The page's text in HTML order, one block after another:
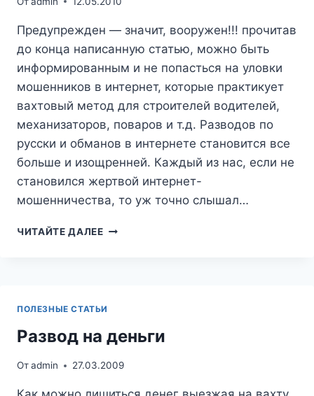
Предупрежден — значит, вооружен!!! прочитав
до конца написанную статью, можно быть
информированным и не попасться на уловки
мошенников в интернет, которые практикует
вахтовый метод для строителей водителей,
механизаторов, поваров и т.д. Разводов по
русски и обманов в интернете становится все
больше и изощренней. Каждый из нас, если не
становился жертвой интернет-
мошенничества, то уж точно слышал…
ЧИТАЙТЕ ДАЛЕЕЛОХОТРОН
ПОЛЕЗНЫЕ СТАТЬИ
Развод на деньги
Отadmin 27.03.2009